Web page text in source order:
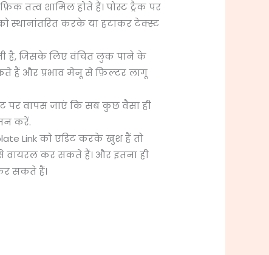
तत्व शामिल होते हैं। पोस्ट ट्रैक पर
करके या हटाकर टेक्स्ट
है, जिसके लिए वंचित लुक पाने के
हैं और प्रभाव मेनू से फ़िल्टर लागू
पर वापस जाएं कि सब कुछ वैसा ही
करें.
Link को एडिट करके खुश हैं तो
कर सकते हैं। और इतना ही
सकते हैं।